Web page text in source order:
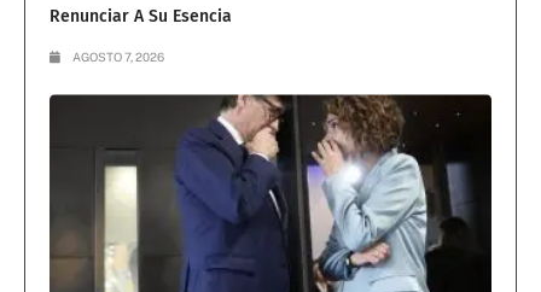
Renunciar A Su Esencia
AGOSTO 7, 2026